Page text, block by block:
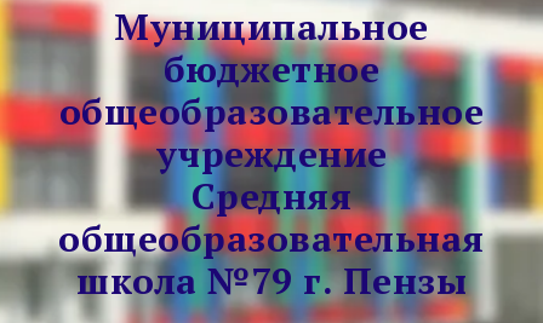
Муниципальное
бюджетное
общеобразовательное
учреждение
Средняя
общеобразовательная
школа №79 г. Пензы